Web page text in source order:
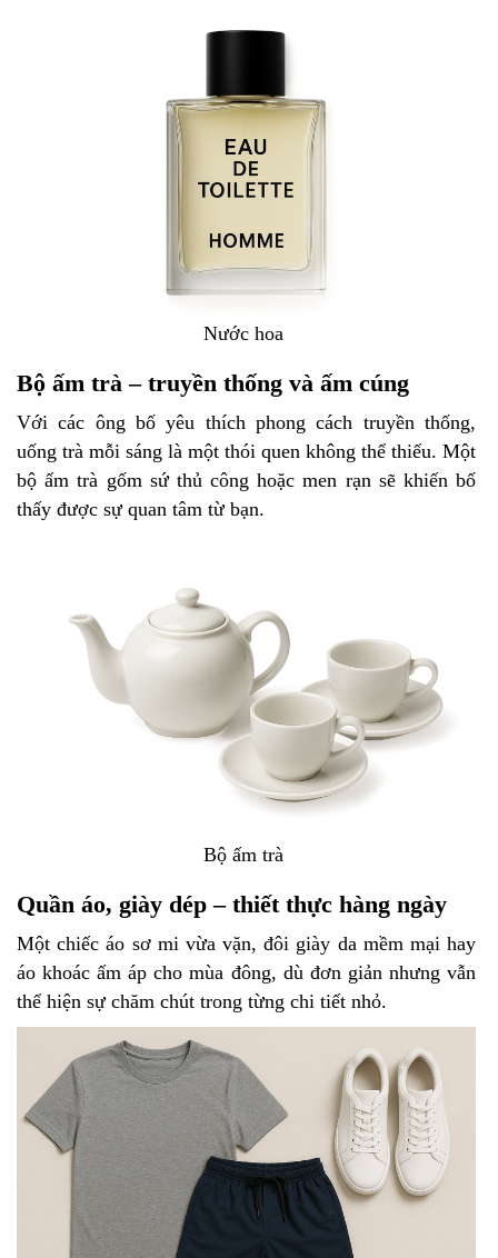
Nước hoa
Bộ ấm trà – truyền thống và ấm cúng
Với các ông bố yêu thích phong cách truyền thống,
uống trà mỗi sáng là một thói quen không thể thiếu. Một
bộ ấm trà gốm sứ thủ công hoặc men rạn sẽ khiến bố
thấy được sự quan tâm từ bạn.
Bộ ấm trà
Quần áo, giày dép – thiết thực hàng ngày
Một chiếc áo sơ mi vừa vặn, đôi giày da mềm mại hay
áo khoác ấm áp cho mùa đông, dù đơn giản nhưng vẫn
thể hiện sự chăm chút trong từng chi tiết nhỏ.